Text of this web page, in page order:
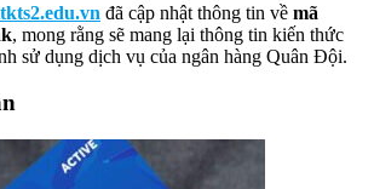
đã cập nhật thông tin về mã
, mong rằng sẽ mang lại thông tin kiến thức
sử dụng dịch vụ của ngân hàng Quân Đội.